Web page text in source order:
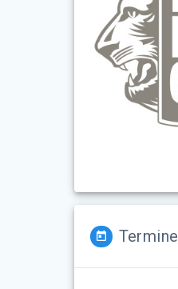
Termine